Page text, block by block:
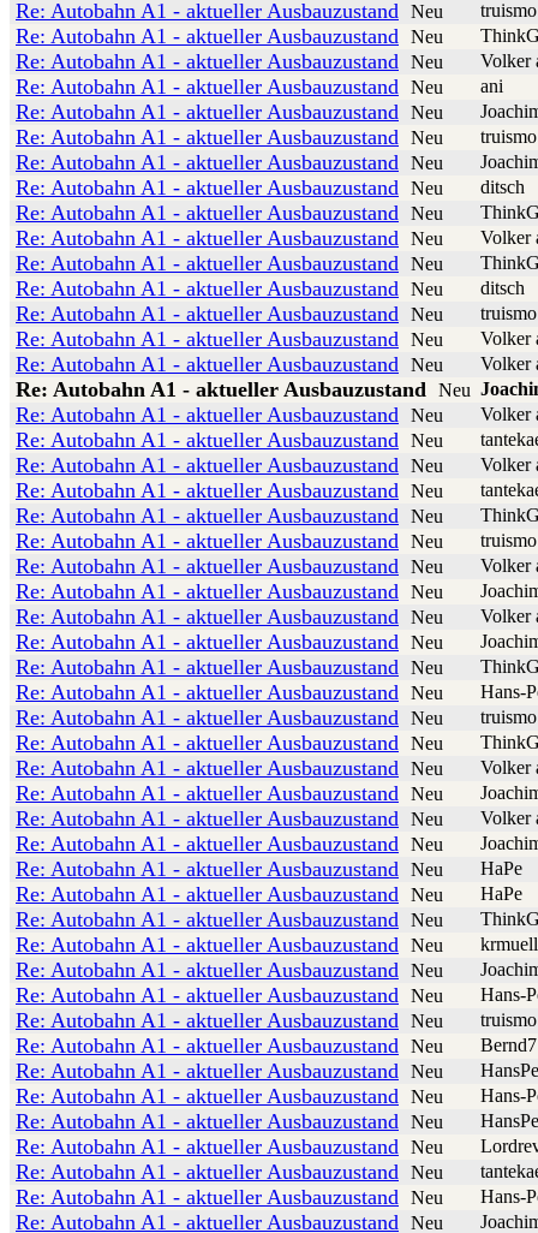
Re: Autobahn A1 - aktueller Ausbauzustand Neu truismo
Re: Autobahn A1 - aktueller Ausbauzustand Neu
Re: Autobahn A1 - aktueller Ausbauzustand Neu Volker
Re: Autobahn A1 - aktueller Ausbauzustand Neu ani
Re: Autobahn A1 - aktueller Ausbauzustand Neu
Re: Autobahn A1 - aktueller Ausbauzustand Neu truismo
Re: Autobahn A1 - aktueller Ausbauzustand Neu
Re: Autobahn A1 - aktueller Ausbauzustand Neu ditsch
Re: Autobahn A1 - aktueller Ausbauzustand Neu
Re: Autobahn A1 - aktueller Ausbauzustand Neu Volker
Re: Autobahn A1 - aktueller Ausbauzustand Neu
Re: Autobahn A1 - aktueller Ausbauzustand Neu ditsch
Re: Autobahn A1 - aktueller Ausbauzustand Neu truismo
Re: Autobahn A1 - aktueller Ausbauzustand Neu Volker
Re: Autobahn A1 - aktueller Ausbauzustand Neu Volker
Re: Autobahn A1 - aktueller Ausbauzustand Neu
Re: Autobahn A1 - aktueller Ausbauzustand Neu Volker
Re: Autobahn A1 - aktueller Ausbauzustand Neu
Re: Autobahn A1 - aktueller Ausbauzustand Neu Volker
Re: Autobahn A1 - aktueller Ausbauzustand Neu
Re: Autobahn A1 - aktueller Ausbauzustand Neu
Re: Autobahn A1 - aktueller Ausbauzustand Neu truismo
Re: Autobahn A1 - aktueller Ausbauzustand Neu Volker
Re: Autobahn A1 - aktueller Ausbauzustand Neu
Re: Autobahn A1 - aktueller Ausbauzustand Neu Volker
Re: Autobahn A1 - aktueller Ausbauzustand Neu
Re: Autobahn A1 - aktueller Ausbauzustand Neu
Re: Autobahn A1 - aktueller Ausbauzustand Neu Hans-
Re: Autobahn A1 - aktueller Ausbauzustand Neu truismo
Re: Autobahn A1 - aktueller Ausbauzustand Neu
Re: Autobahn A1 - aktueller Ausbauzustand Neu Volker
Re: Autobahn A1 - aktueller Ausbauzustand Neu
Re: Autobahn A1 - aktueller Ausbauzustand Neu Volker
Re: Autobahn A1 - aktueller Ausbauzustand Neu
Re: Autobahn A1 - aktueller Ausbauzustand Neu HaPe
Re: Autobahn A1 - aktueller Ausbauzustand Neu HaPe
Re: Autobahn A1 - aktueller Ausbauzustand Neu
Re: Autobahn A1 - aktueller Ausbauzustand Neu
Re: Autobahn A1 - aktueller Ausbauzustand Neu
Re: Autobahn A1 - aktueller Ausbauzustand Neu Hans-
Re: Autobahn A1 - aktueller Ausbauzustand Neu truismo
Re: Autobahn A1 - aktueller Ausbauzustand Neu
Re: Autobahn A1 - aktueller Ausbauzustand Neu
Re: Autobahn A1 - aktueller Ausbauzustand Neu Hans-
Re: Autobahn A1 - aktueller Ausbauzustand Neu
Re: Autobahn A1 - aktueller Ausbauzustand Neu
Re: Autobahn A1 - aktueller Ausbauzustand Neu
Re: Autobahn A1 - aktueller Ausbauzustand Neu Hans-
Re: Autobahn A1 - aktueller Ausbauzustand Neu